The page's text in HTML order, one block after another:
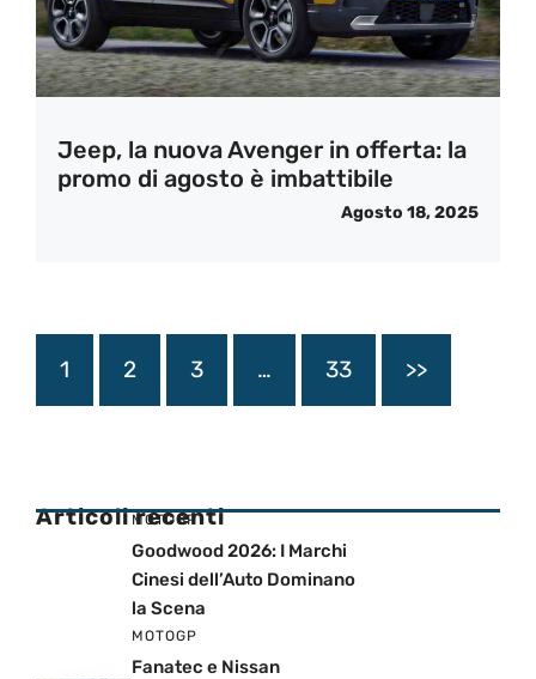
Jeep, la nuova Avenger in offerta: la
promo di agosto è imbattibile
Agosto 18, 2025
1 2 3 … 33 >>
Articoli recenti
MOTOGP
Goodwood 2026: I Marchi
Cinesi dell’Auto Dominano
la Scena
MOTOGP
Fanatec e Nissan